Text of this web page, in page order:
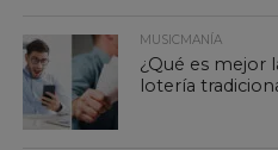
MUSICMANÍA
¿Qué es mejor
lotería